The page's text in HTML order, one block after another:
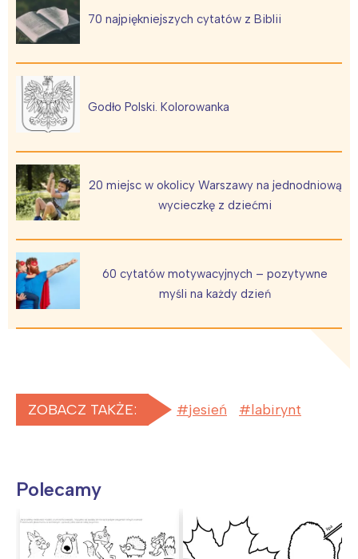
70 najpiękniejszych cytatów z Biblii
Godło Polski. Kolorowanka
20 miejsc w okolicy Warszawy na jednodniową
wycieczkę z dziećmi
60 cytatów motywacyjnych – pozytywne
myśli na każdy dzień
ZOBACZ TAKŻE: jesień labirynt
Polecamy
Trójmiasto
Poznań
Wrocław
Południe
Wszystkie
Wybieram